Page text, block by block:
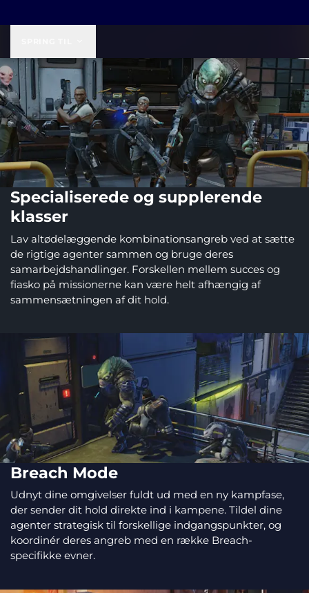
Specialiserede og supplerende
klasser
Lav altødelæggende kombinationsangreb ved at sætte
de rigtige agenter sammen og bruge deres
samarbejdshandlinger. Forskellen mellem succes og
fiasko på missionerne kan være helt afhængig af
sammensætningen af dit hold.
Breach Mode
Udnyt dine omgivelser fuldt ud med en ny kampfase,
der sender dit hold direkte ind i kampene. Tildel dine
agenter strategisk til forskellige indgangspunkter, og
koordinér deres angreb med en række Breach-
specifikke evner.